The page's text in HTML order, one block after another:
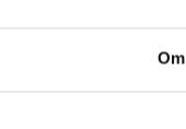
Om